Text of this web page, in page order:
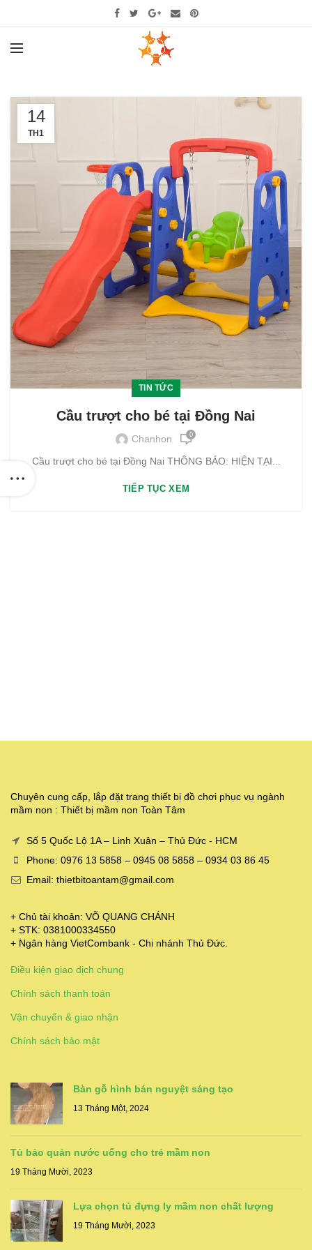
14
TH1
TIN TỨC
Cầu trượt cho bé tại Đồng Nai
Chanhon 0
Cầu trượt cho bé tại Đồng Nai THÔNG BÁO: HIỆN TẠI...
TIẾP TỤC XEM
Chuyên cung cấp, lắp đặt trang thiết bị đồ chơi phục vụ ngành
mầm non : Thiết bị mầm non Toàn Tâm
Số 5 Quốc Lộ 1A – Linh Xuân – Thủ Đức - HCM
Phone: 0976 13 5858 – 0945 08 5858 – 0934 03 86 45
Email: thietbitoantam@gmail.com
+ Chủ tài khoản: VÕ QUANG CHÁNH
+ STK: 0381000334550
+ Ngân hàng VietCombank - Chi nhánh Thủ Đức.
Điều kiện giao dịch chung
Chính sách thanh toán
Vận chuyển & giao nhận
Chính sách bảo mật
Bàn gỗ hình bán nguyệt sáng tạo
13 Tháng Một, 2024
Tủ bảo quản nước uống cho trẻ mầm non
19 Tháng Mười, 2023
Lựa chọn tủ đựng ly mầm non chất lượng
19 Tháng Mười, 2023